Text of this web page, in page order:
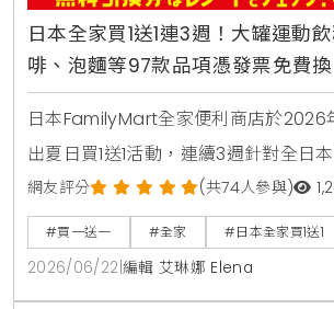
日本全家買1送1連3週！大罐運動
啡、泡麵等97款品項憑發票免費換
日本FamilyMart全家便利商店於2026
出夏日買1送1活動，連續3週針對全日
人氣商品，包含星巴克咖啡、大容量運
麵及熱銷巧克力零食，消費者購買指定
憑發票免費兌換，是近期台灣讀者前往
行時不可錯過的超商省錢必看攻略。
網友評分 (共74人參與)
#買一送一 #全家 #日本全家買1送1
2026/06/22 編輯 艾琳娜 Elena